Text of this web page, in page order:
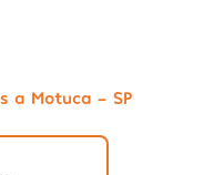
a Motuca - SP